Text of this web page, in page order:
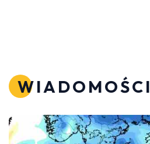
WIADOMOŚCI